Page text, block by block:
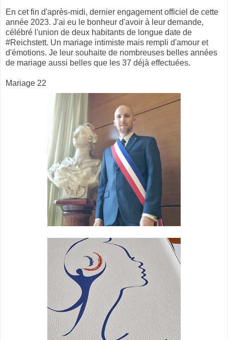
En cet fin d'après-midi, dernier engagement officiel de cette
année 2023. J'ai eu le bonheur d'avoir à leur demande,
célébré l'union de deux habitants de longue date de
#Reichstett. Un mariage intimiste mais rempli d'amour et
d'émotions. Je leur souhaite de nombreuses belles années
de mariage aussi belles que les 37 déjà effectuées.
Mariage 22